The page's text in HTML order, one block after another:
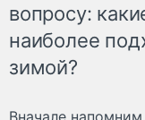
вопросу:
наиболее
зимой?
Вначале